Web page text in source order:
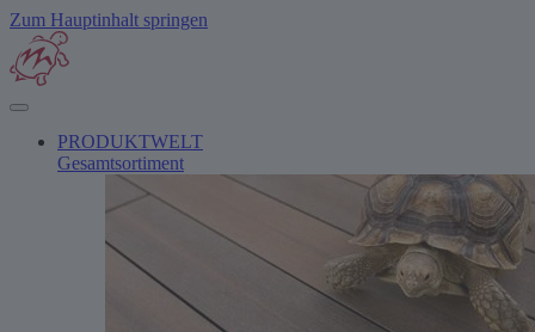
Zum Hauptinhalt springen
PRODUKTWELT
Gesamtsortiment